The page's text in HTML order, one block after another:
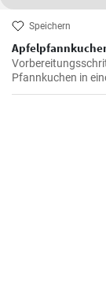
Speichern
Pfannkuchen in
braten.